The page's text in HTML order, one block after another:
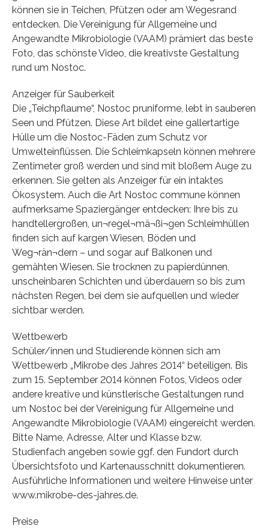
können sie in Teichen, Pfützen oder am Wegesrand
entdecken. Die Vereinigung für Allgemeine und
Angewandte Mikrobiologie (VAAM) prämiert das beste
Foto, das schönste Video, die kreativste Gestaltung
rund um Nostoc.
Anzeiger für Sauberkeit
Die „Teichpflaume“, Nostoc pruniforme, lebt in sauberen
Seen und Pfützen. Diese Art bildet eine gallertartige
Hülle um die Nostoc-Fäden zum Schutz vor
Umwelteinflüssen. Die Schleimkapseln können mehrere
Zentimeter groß werden und sind mit bloßem Auge zu
erkennen. Sie gelten als Anzeiger für ein intaktes
Ökosystem. Auch die Art Nostoc commune können
aufmerksame Spaziergänger entdecken: Ihre bis zu
handtellergroßen, un¬regel¬mä¬ßi¬gen Schleimhüllen
finden sich auf kargen Wiesen, Böden und
Weg¬rän¬dern – und sogar auf Balkonen und
gemähten Wiesen. Sie trocknen zu papierdünnen,
unscheinbaren Schichten und überdauern so bis zum
nächsten Regen, bei dem sie aufquellen und wieder
sichtbar werden.
Wettbewerb
Schüler/innen und Studierende können sich am
Wettbewerb „Mikrobe des Jahres 2014“ beteiligen. Bis
zum 15. September 2014 können Fotos, Videos oder
andere kreative und künstlerische Gestaltungen rund
um Nostoc bei der Vereinigung für Allgemeine und
Angewandte Mikrobiologie (VAAM) eingereicht werden.
Bitte Name, Adresse, Alter und Klasse bzw.
Studienfach angeben sowie ggf. den Fundort durch
Übersichtsfoto und Kartenausschnitt dokumentieren.
Ausführliche Informationen und weitere Hinweise unter
www.mikrobe-des-jahres.de.
Preise